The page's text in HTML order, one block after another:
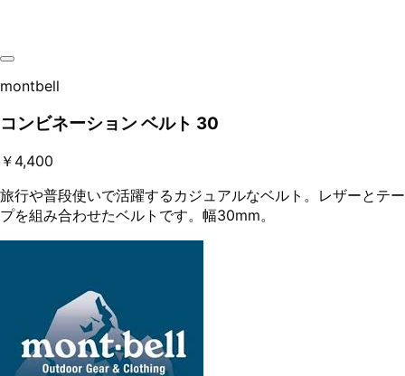
montbell
コンビネーション ベルト 30
￥4,400
旅行や普段使いで活躍するカジュアルなベルト。レザーとテー
プを組み合わせたベルトです。幅30mm。